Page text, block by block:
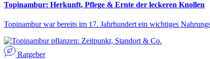
Topinambur: Herkunft, Pflege & Ernte der leckeren Knollen
Topinambur war bereits im 17. Jahrhundert ein wichtiges
Ratgeber